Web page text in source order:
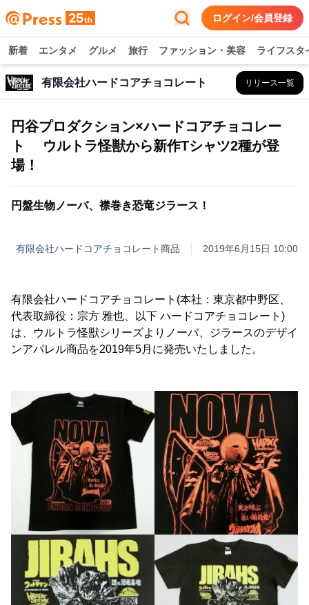
ログイン/会員登録
新着 エンタメ グルメ 旅行 ファッション・美容 ライフスタ
有限会社ハードコアチョコレート リリース一覧
円谷プロダクション×ハードコアチョコレー
ト ウルトラ怪獣から新作Tシャツ2種が登
場！
円盤生物ノーバ、襟巻き恐竜ジラース！
有限会社ハードコアチョコレート商品 2019年6月15日 10:00
有限会社ハードコアチョコレート(本社：東京都中野区、
代表取締役：宗方 雅也、以下 ハードコアチョコレート)
は、ウルトラ怪獣シリーズよりノーバ、ジラースのデザイ
ンアパレル商品を2019年5月に発売いたしました。